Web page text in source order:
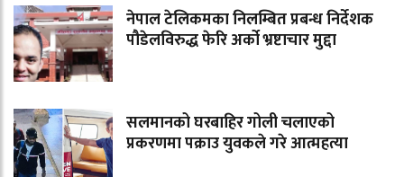
नेपाल टेलिकमका निलम्बित प्रबन्ध निर्देशक
पौडेलविरुद्ध फेरि अर्को भ्रष्टाचार मुद्दा
सलमानको घरबाहिर गोली चलाएको
प्रकरणमा पक्राउ युवकले गरे आत्महत्या